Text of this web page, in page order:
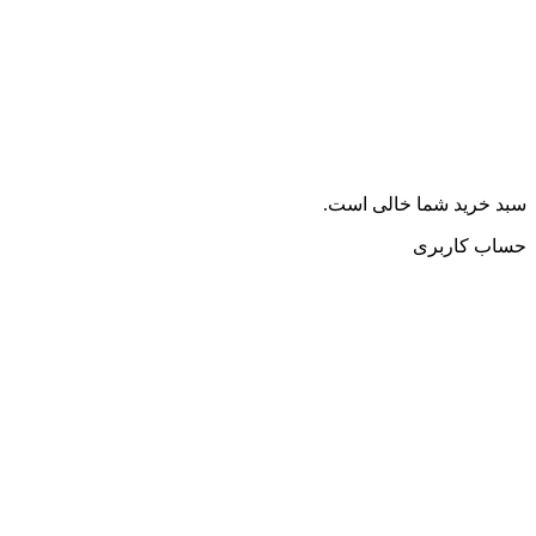
سبد خرید شما خالی است.
حساب کاربری